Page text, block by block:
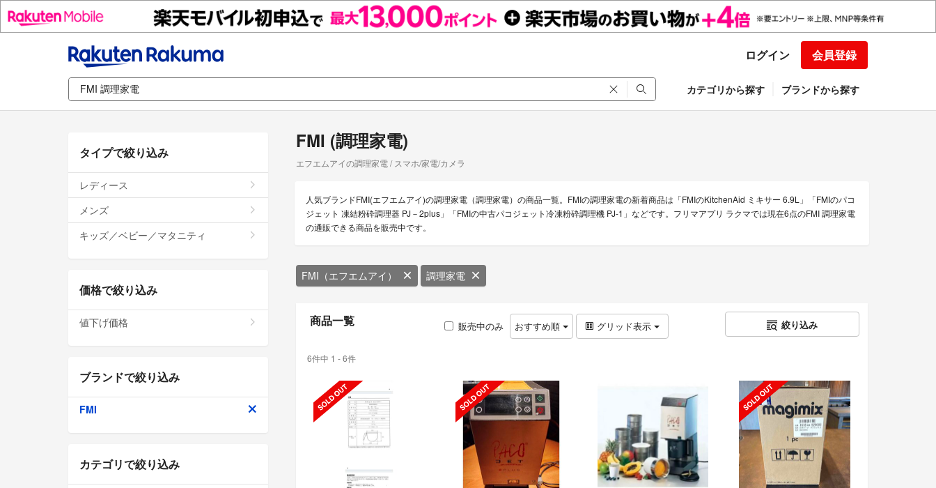
ログイン 会員登録
カテゴリから探す ブランドから探す
FMI (調理家電)
エフエムアイの調理家電 / スマホ/家電/カメラ
人気ブランドFMI(エフエムアイ)の調理家電（調理家電）の商品一覧。FMIの調理家電の新着商品は「FMIのKitchenAid ミキサー 6.9L」「FMIのパコ
ジェット 凍結粉砕調理器 PJ－2plus」「FMIの中古パコジェット冷凍粉砕調理機 PJ-1」などです。フリマアプリ ラクマでは現在6点のFMI 調理家電
の通販できる商品を販売中です。
FMI（エフエムアイ） 調理家電
商品一覧 販売中のみ おすすめ順 グリッド表示 絞り込み
6件中 1 - 6件
タイプで絞り込み
レディース
メンズ
キッズ／ベビー／マタニティ
価格で絞り込み
値下げ価格
ブランドで絞り込み
FMI
カテゴリで絞り込み